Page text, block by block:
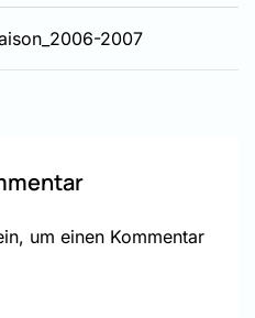
2007
um einen Kommentar